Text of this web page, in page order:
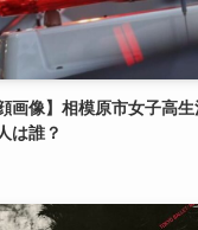
画像】相模原市女子高
は誰？